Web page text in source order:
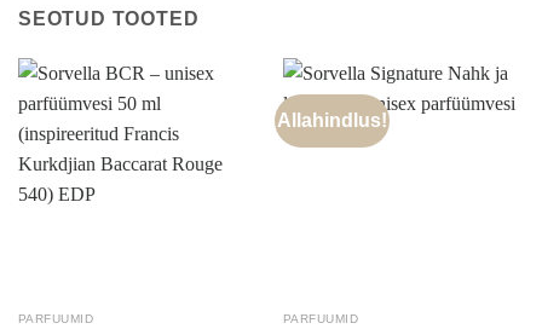
SEOTUD TOOTED
PARFUUMID
Allahindlus!
PARFUUMID